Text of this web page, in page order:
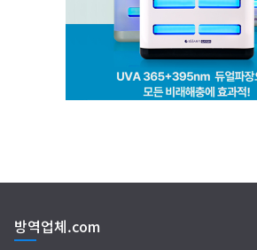
(주)씨아이엠
방역업체.com